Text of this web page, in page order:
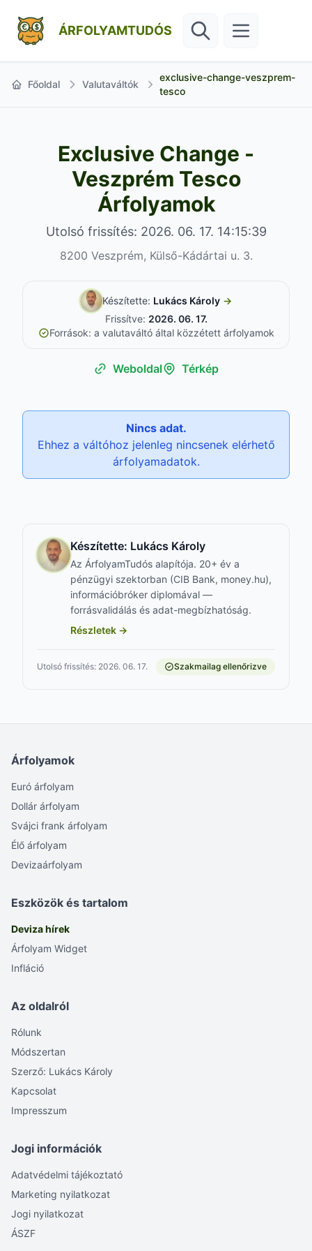
ÁRFOLYAMTUDÓS
Főoldal Valutaváltók
exclusive-change-veszprem-
tesco
Exclusive Change -
Veszprém Tesco
Árfolyamok
Utolsó frissítés: 2026. 06. 17. 14:15:39
8200 Veszprém, Külső-Kádártai u. 3.
Készítette: Lukács Károly →
Frissítve: 2026. 06. 17.
Források: a valutaváltó által közzétett árfolyamok
Weboldal Térkép
Nincs adat.
Ehhez a váltóhoz jelenleg nincsenek elérhető
árfolyamadatok.
Készítette: Lukács Károly
Az ÁrfolyamTudós alapítója. 20+ év a
pénzügyi szektorban (CIB Bank, money.hu),
információbróker diplomával —
forrásvalidálás és adat-megbízhatóság.
Részletek →
Utolsó frissítés: 2026. 06. 17. Szakmailag ellenőrizve
Árfolyamok
Euró árfolyam
Dollár árfolyam
Svájci frank árfolyam
Élő árfolyam
Devizaárfolyam
Eszközök és tartalom
Deviza hírek
Árfolyam Widget
Infláció
Az oldalról
Rólunk
Módszertan
Szerző: Lukács Károly
Kapcsolat
Impresszum
Jogi információk
Adatvédelmi tájékoztató
Marketing nyilatkozat
Jogi nyilatkozat
ÁSZF